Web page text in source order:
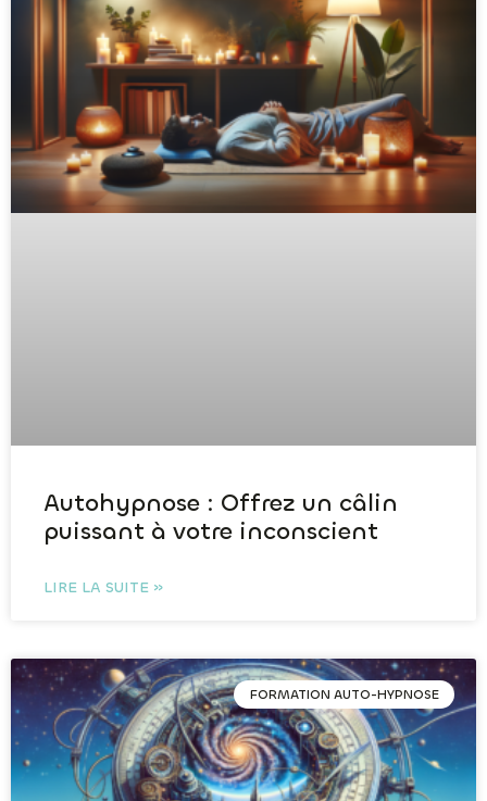
Autohypnose : Offrez un câlin
puissant à votre inconscient
LIRE LA SUITE »
FORMATION AUTO-HYPNOSE